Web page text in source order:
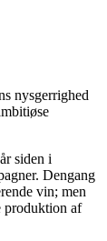
nysgerrighed
siden i
Dengang
vin; men
produktion af